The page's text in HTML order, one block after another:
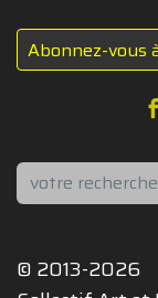
Abonnez-vous
Rechercher
© 2013-2026